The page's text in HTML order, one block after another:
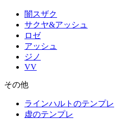
闇スザク
サクヤ&アッシュ
ロゼ
アッシュ
ジノ
VV
その他
ラインハルトのテンプレ
虚のテンプレ